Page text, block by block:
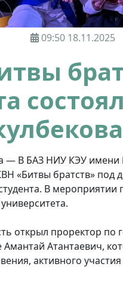
09:50 18.11.2025
— В БАЗ НИУ КЭУ
«Битвы братств» под
В мероприятии
открыл проректор по
Атантаевич,
активного